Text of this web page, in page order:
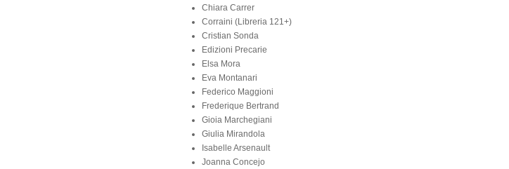
Chiara Carrer
Corraini (Libreria 121+)
Cristian Sonda
Edizioni Precarie
Elsa Mora
Eva Montanari
Federico Maggioni
Frederique Bertrand
Gioia Marchegiani
Giulia Mirandola
Isabelle Arsenault
Joanna Concejo